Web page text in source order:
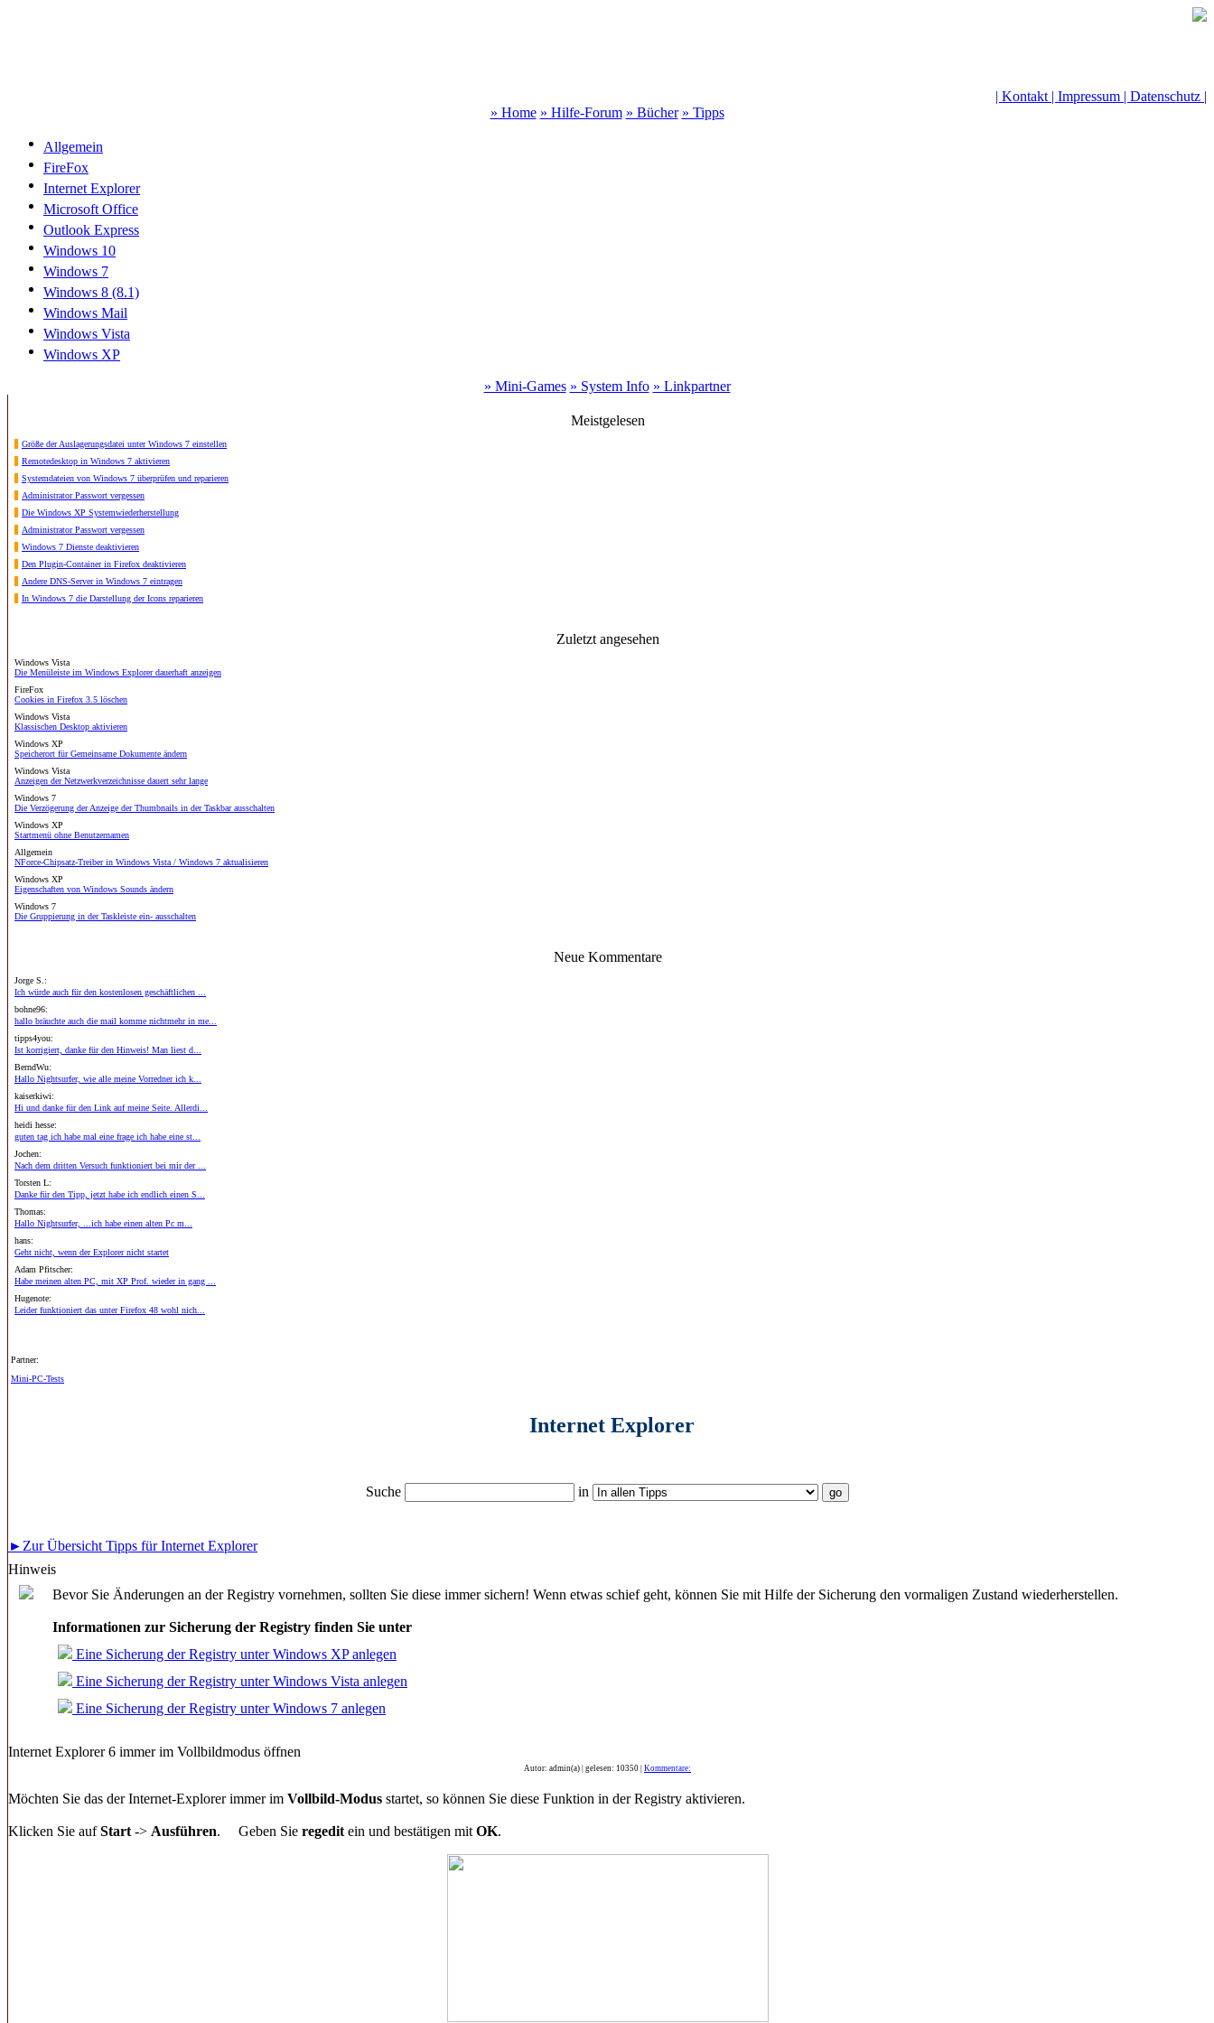
| Kontakt | Impressum | Datenschutz |
» Home » Hilfe-Forum » Bücher » Tipps
Allgemein
FireFox
Internet Explorer
Microsoft Office
Outlook Express
Windows 10
Windows 7
Windows 8 (8.1)
Windows Mail
Windows Vista
Windows XP
» Mini-Games » System Info » Linkpartner
Meistgelesen
Größe der Auslagerungsdatei unter Windows 7 einstellen
Remotedesktop in Windows 7 aktivieren
Systemdateien von Windows 7 überprüfen und reparieren
Administrator Passwort vergessen
Die Windows XP Systemwiederherstellung
Administrator Passwort vergessen
Windows 7 Dienste deaktivieren
Den Plugin-Container in Firefox deaktivieren
Andere DNS-Server in Windows 7 eintragen
In Windows 7 die Darstellung der Icons reparieren
Zuletzt angesehen
Windows Vista
Die Menüleiste im Windows Explorer dauerhaft anzeigen
FireFox
Cookies in Firefox 3.5 löschen
Windows Vista
Klassischen Desktop aktivieren
Windows XP
Speicherort für Gemeinsame Dokumente ändern
Windows Vista
Anzeigen der Netzwerkverzeichnisse dauert sehr lange
Windows 7
Die Verzögerung der Anzeige der Thumbnails in der Taskbar ausschalten
Windows XP
Startmenü ohne Benutzernamen
Allgemein
NForce-Chipsatz-Treiber in Windows Vista / Windows 7 aktualisieren
Windows XP
Eigenschaften von Windows Sounds ändern
Windows 7
Die Gruppierung in der Taskleiste ein- ausschalten
Neue Kommentare
Jorge S.:
Ich würde auch für den kostenlosen geschäftlichen ...
bohne96:
hallo bräuchte auch die mail komme nichtmehr in me...
tipps4you:
Ist korrigiert, danke für den Hinweis! Man liest d...
BerndWu:
Hallo Nightsurfer, wie alle meine Vorredner ich k...
kaiserkiwi:
Hi und danke für den Link auf meine Seite. Allerdi...
heidi hesse:
guten tag ich habe mal eine frage ich habe eine st...
Jochen:
Nach dem dritten Versuch funktioniert bei mir der ...
Torsten L:
Danke für den Tipp, jetzt habe ich endlich einen S...
Thomas:
Hallo Nightsurfer, ...ich habe einen alten Pc m...
hans:
Geht nicht, wenn der Explorer nicht startet
Adam Pfitscher:
Habe meinen alten PC, mit XP Prof. wieder in gang ...
Hugenote:
Leider funktioniert das unter Firefox 48 wohl nich...
Partner:
Mini-PC-Tests
Internet Explorer
Suche in
►Zur Übersicht Tipps für Internet Explorer
Hinweis
Bevor Sie Änderungen an der Registry vornehmen, sollten Sie diese immer sichern! Wenn etwas schief geht, können Sie mit Hilfe der Sicherung den vormaligen Zustand wiederherstellen.
Informationen zur Sicherung der Registry finden Sie unter
Eine Sicherung der Registry unter Windows XP anlegen
Eine Sicherung der Registry unter Windows Vista anlegen
Eine Sicherung der Registry unter Windows 7 anlegen
Internet Explorer 6 immer im Vollbildmodus öffnen
Autor: admin(a) | gelesen: 10350 | Kommentare:
Möchten Sie das der Internet-Explorer immer im Vollbild-Modus startet, so können Sie diese Funktion in der Registry aktivieren.
Klicken Sie aufStart -> Ausführen. Geben Sie regedit ein und bestätigen mit OK.